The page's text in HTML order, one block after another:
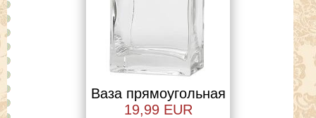
Ваза прямоугольная
19,99 EUR